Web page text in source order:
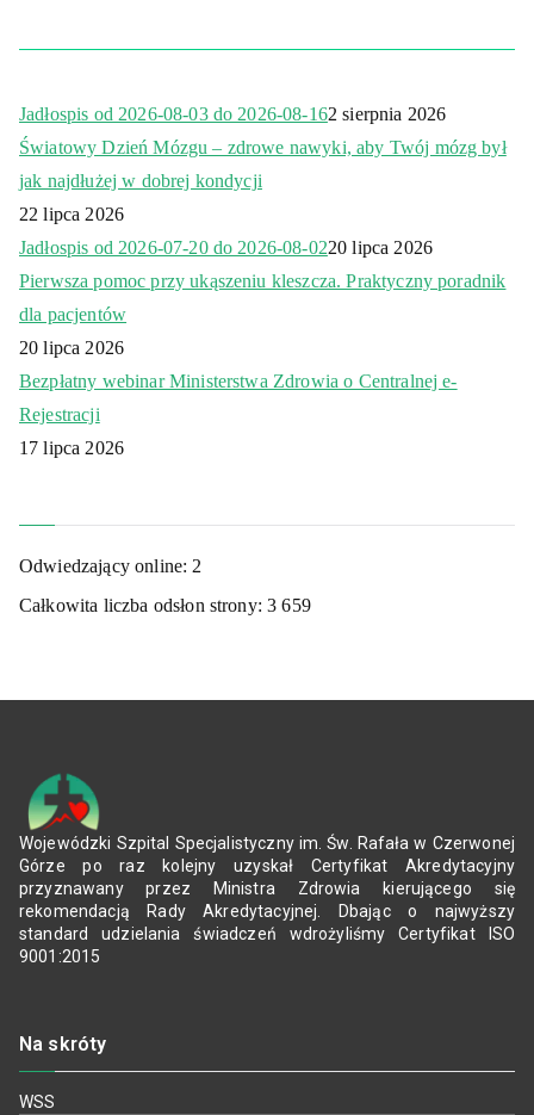
Jadłospis od 2026-08-03 do 2026-08-162 sierpnia 2026
Światowy Dzień Mózgu – zdrowe nawyki, aby Twój mózg był
jak najdłużej w dobrej kondycji
22 lipca 2026
Jadłospis od 2026-07-20 do 2026-08-0220 lipca 2026
Pierwsza pomoc przy ukąszeniu kleszcza. Praktyczny poradnik
dla pacjentów
20 lipca 2026
Bezpłatny webinar Ministerstwa Zdrowia o Centralnej e-
Rejestracji
17 lipca 2026
Odwiedzający online: 2
Całkowita liczba odsłon strony:3 659
Wojewódzki Szpital Specjalistyczny im. Św. Rafała w Czerwonej
Górze po raz kolejny uzyskał Certyfikat Akredytacyjny
przyznawany przez Ministra Zdrowia kierującego się
rekomendacją Rady Akredytacyjnej. Dbając o najwyższy
standard udzielania świadczeń wdrożyliśmy Certyfikat ISO
9001:2015
Na skróty
WSS